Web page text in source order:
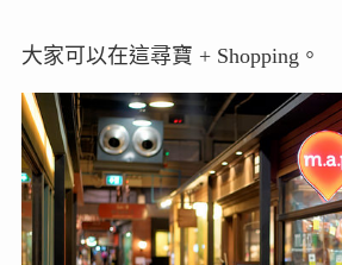
大家可以在這尋寶 + Shopping。